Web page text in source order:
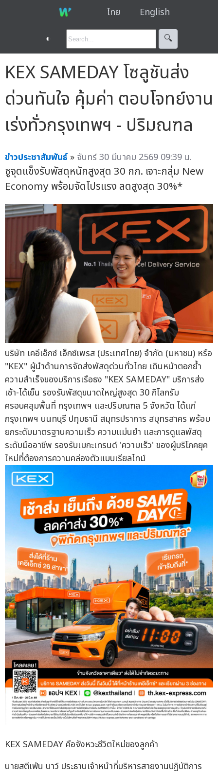
ไทย English
◐ 🔍︎
KEX SAMEDAY โซลูชันส่ง
ด่วนทันใจ คุ้มค่า ตอบโจทย์งาน
เร่งทั่วกรุงเทพฯ - ปริมณฑล
ข่าวประชาสัมพันธ์ » จันทร์ 30 มีนาคม 2569 09:39 น.
ชูจุดแข็งรับพัสดุหนักสูงสุด 30 กก. เจาะกลุ่ม New
Economy พร้อมจัดโปรแรง ลดสูงสุด 30%*
บริษัท เคอีเอ็กซ์ เอ็กซ์เพรส (ประเทศไทย) จำกัด (มหาชน) หรือ
"KEX" ผู้นำด้านการจัดส่งพัสดุด่วนทั่วไทย เดินหน้าตอกย้ำ
ความสำเร็จของบริการเรือธง "KEX SAMEDAY" บริการส่ง
เช้า-ได้เย็น รองรับพัสดุขนาดใหญ่สูงสุด 30 กิโลกรัม
ครอบคลุมพื้นที่ กรุงเทพฯ และปริมณฑล 5 จังหวัด ได้แก่
กรุงเทพฯ นนทบุรี ปทุมธานี สมุทรปราการ สมุทรสาคร พร้อม
ยกระดับมาตรฐานความเร็ว ความแม่นยำ และการดูแลพัสดุ
ระดับมืออาชีพ รองรับเมกะเทรนด์ 'ความเร็ว' ของผู้บริโภคยุค
ใหม่ที่ต้องการความคล่องตัวแบบเรียลไทม์
KEX SAMEDAY คือจังหวะชีวิตใหม่ของลูกค้า
นายสตีเฟ่น บาว์ ประธานเจ้าหน้าที่บริหารสายงานปฏิบัติการ